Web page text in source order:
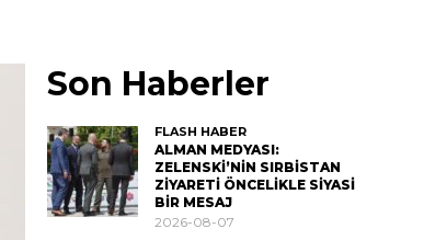
Son Haberler
FLASH HABER
ALMAN MEDYASI:
ZELENSKİ’NİN SIRBİSTAN
ZİYARETİ ÖNCELİKLE SİYASİ
BİR MESAJ
2026-08-07